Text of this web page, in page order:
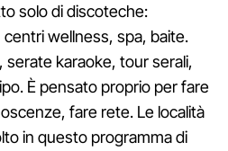
solo di discoteche:
wellness, spa, baite.
karaoke, tour serali,
È pensato proprio per fare
fare rete. Le località
in questo programma di